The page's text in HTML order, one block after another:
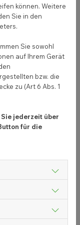
Google Ad
auf
Anzeige für
Vorschau)
können. Weitere
Sie in den
Sie sowohl
auf Ihrem Gerät
bzw. die
zu (Art 6 Abs. 1
jederzeit über
für die